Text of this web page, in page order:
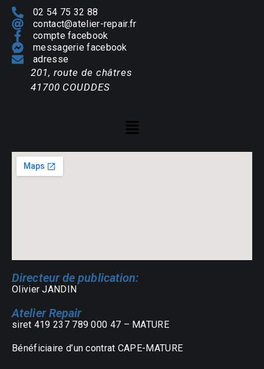
02 54 75 32 88
contact@atelier-repair.fr
compte facebook
messagerie facebook
adresse
201, route de châtres
41700 COUDDES
Directeur de publication:
Olivier JANDIN
Atelier Repair
siret 419 237 789 000 47 – MATURE
Bénéficiaire d’un contrat CAPE-MATURE